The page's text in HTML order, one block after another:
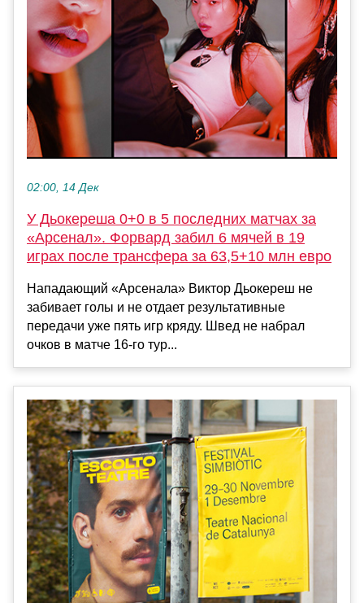
02:00, 14 Дек
У Дьокереша 0+0 в 5 последних матчах за
«Арсенал». Форвард забил 6 мячей в 19
играх после трансфера за 63,5+10 млн евро
Нападающий «Арсенала» Виктор Дьокереш не
забивает голы и не отдает результативные
передачи уже пять игр кряду. Швед не набрал
очков в матче 16-го тур...